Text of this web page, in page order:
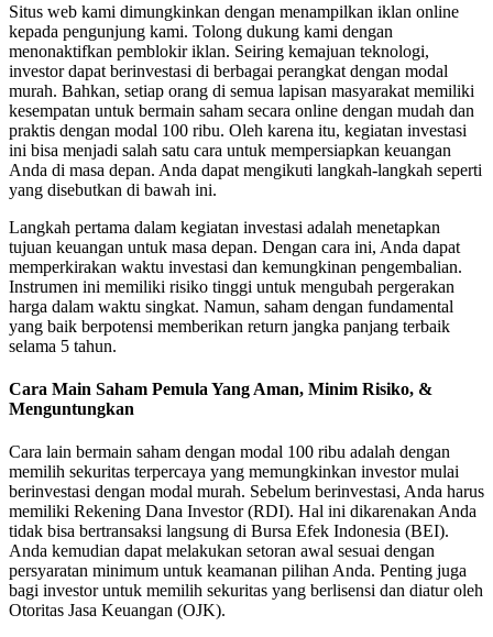
Situs web kami dimungkinkan dengan menampilkan iklan online
kepada pengunjung kami. Tolong dukung kami dengan
menonaktifkan pemblokir iklan. Seiring kemajuan teknologi,
investor dapat berinvestasi di berbagai perangkat dengan modal
murah. Bahkan, setiap orang di semua lapisan masyarakat memiliki
kesempatan untuk bermain saham secara online dengan mudah dan
praktis dengan modal 100 ribu. Oleh karena itu, kegiatan investasi
ini bisa menjadi salah satu cara untuk mempersiapkan keuangan
Anda di masa depan. Anda dapat mengikuti langkah-langkah seperti
yang disebutkan di bawah ini.
Langkah pertama dalam kegiatan investasi adalah menetapkan
tujuan keuangan untuk masa depan. Dengan cara ini, Anda dapat
memperkirakan waktu investasi dan kemungkinan pengembalian.
Instrumen ini memiliki risiko tinggi untuk mengubah pergerakan
harga dalam waktu singkat. Namun, saham dengan fundamental
yang baik berpotensi memberikan return jangka panjang terbaik
selama 5 tahun.
Cara Main Saham Pemula Yang Aman, Minim Risiko, &
Menguntungkan
Cara lain bermain saham dengan modal 100 ribu adalah dengan
memilih sekuritas terpercaya yang memungkinkan investor mulai
berinvestasi dengan modal murah. Sebelum berinvestasi, Anda harus
memiliki Rekening Dana Investor (RDI). Hal ini dikarenakan Anda
tidak bisa bertransaksi langsung di Bursa Efek Indonesia (BEI).
Anda kemudian dapat melakukan setoran awal sesuai dengan
persyaratan minimum untuk keamanan pilihan Anda. Penting juga
bagi investor untuk memilih sekuritas yang berlisensi dan diatur oleh
Otoritas Jasa Keuangan (OJK).